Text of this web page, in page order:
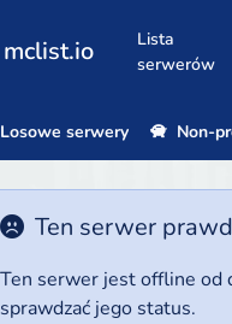
mclist.io
Lista
serwerów
Losowe serwery Non-
Ten serwer
Ten serwer jest offline od
sprawdzać jego status.